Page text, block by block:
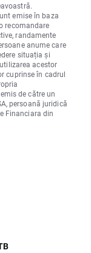
emise în baza
recomandare
randamente
anume care
situația și
acestor
cuprinse în cadrul
de către un
persoană juridică
Financiara din